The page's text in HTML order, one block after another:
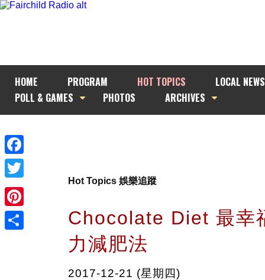
HOME PROGRAM HOT TOPICS
LOCAL NEWS
POLL & GAMES
PHOTOS ARCHIVES
Facebook
Twitter
Pinterest
Hot Topics 娛樂追蹤
Chocolate Diet 最幸
力減肥法
2017-12-21 (星期四)